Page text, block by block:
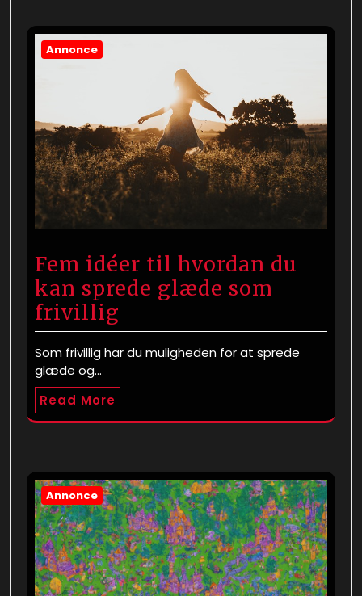
Annonce
Fem idéer til hvordan du
kan sprede glæde som
frivillig
Som frivillig har du muligheden for at sprede
glæde og…
Read More
Annonce